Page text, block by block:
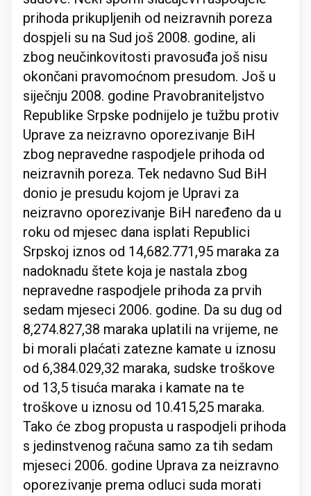
prihoda prikupljenih od neizravnih poreza
dospjeli su na Sud još 2008. godine, ali
zbog neučinkovitosti pravosuđa još nisu
okončani pravomoćnom presudom. Još u
siječnju 2008. godine Pravobraniteljstvo
Republike Srpske podnijelo je tužbu protiv
Uprave za neizravno oporezivanje BiH
zbog nepravedne raspodjele prihoda od
neizravnih poreza. Tek nedavno Sud BiH
donio je presudu kojom je Upravi za
neizravno oporezivanje BiH naređeno da u
roku od mjesec dana isplati Republici
Srpskoj iznos od 14,682.771,95 maraka za
nadoknadu štete koja je nastala zbog
nepravedne raspodjele prihoda za prvih
sedam mjeseci 2006. godine. Da su dug od
8,274.827,38 maraka uplatili na vrijeme, ne
bi morali plaćati zatezne kamate u iznosu
od 6,384.029,32 maraka, sudske troškove
od 13,5 tisuća maraka i kamate na te
troškove u iznosu od 10.415,25 maraka.
Tako će zbog propusta u raspodjeli prihoda
s jedinstvenog računa samo za tih sedam
mjeseci 2006. godine Uprava za neizravno
oporezivanje prema odluci suda morati